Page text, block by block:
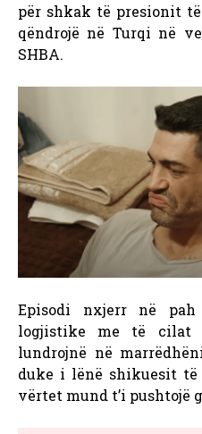
për shkak të presionit
qëndrojë në Turqi në
SHBA.
Episodi nxjerr në pah
logjistike me të cilat
lundrojnë në
duke i lënë shikuesit të
vërtet mund t’i pushtojë